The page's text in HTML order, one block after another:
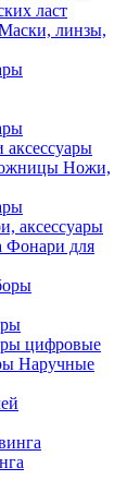
ласт
линзы,
Ножи,
аксессуары
Фонари для
цифровые
Наручные